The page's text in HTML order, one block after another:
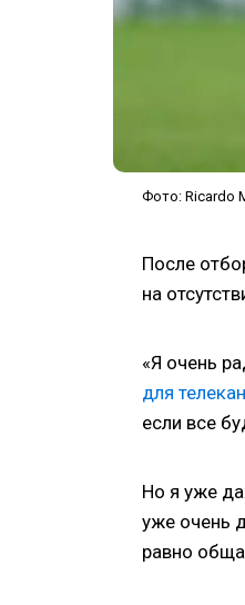
Фото: Ricardo
После
на
«Я очень
для
если все
Но я уже
уже очень
равно